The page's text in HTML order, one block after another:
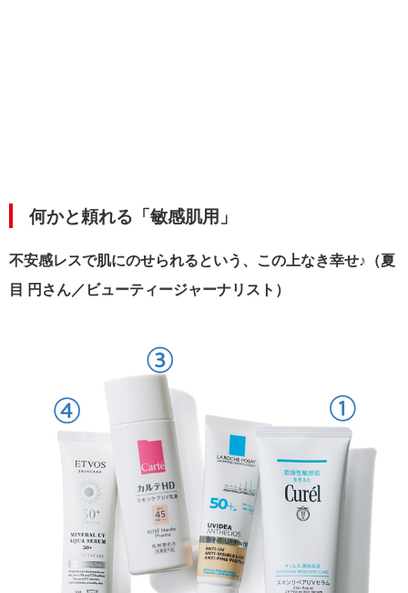
何かと頼れる「敏感肌用」
不安感レスで肌にのせられるという、この上なき幸せ♪（夏
目 円さん／ビューティージャーナリスト）